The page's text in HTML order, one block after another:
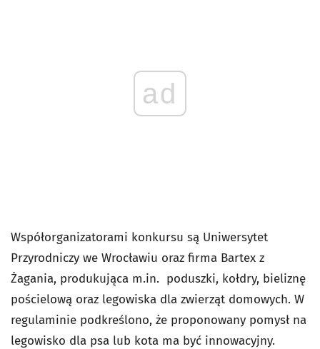
ad
Współorganizatorami konkursu są Uniwersytet
Przyrodniczy we Wrocławiu oraz firma Bartex z
Żagania, produkująca m.in. poduszki, kołdry, bieliznę
pościelową oraz legowiska dla zwierząt domowych. W
regulaminie podkreślono, że proponowany pomysł na
legowisko dla psa lub kota ma być innowacyjny.